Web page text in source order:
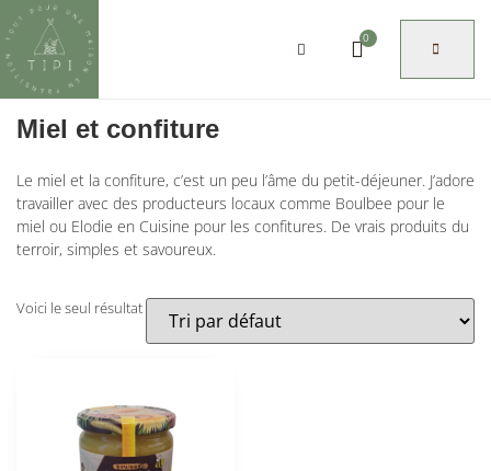
0
Miel et confiture
Le miel et la confiture, c’est un peu l’âme du petit-déjeuner. J’adore
travailler avec des producteurs locaux comme Boulbee pour le
miel ou Elodie en Cuisine pour les confitures. De vrais produits du
terroir, simples et savoureux.
Voici le seul résultat